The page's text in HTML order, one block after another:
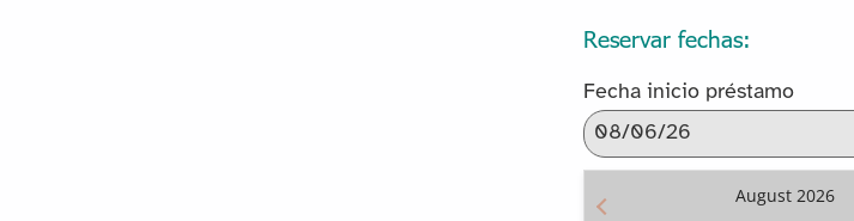
Reservar fechas:
Fecha inicio préstamo
August 2026